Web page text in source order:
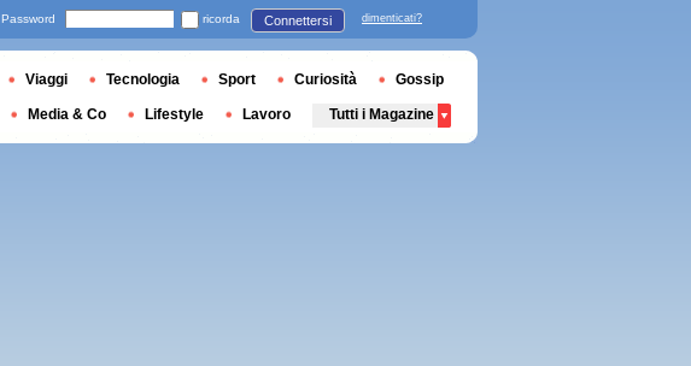
Password ricorda Connettersi dimenticati?
Viaggi Tecnologia Sport Curiosità Gossip
Media & Co Lifestyle Lavoro Tutti i Magazine